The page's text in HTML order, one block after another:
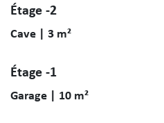
Étage -2
Cave | 3 m²
Étage -1
Garage | 10 m²